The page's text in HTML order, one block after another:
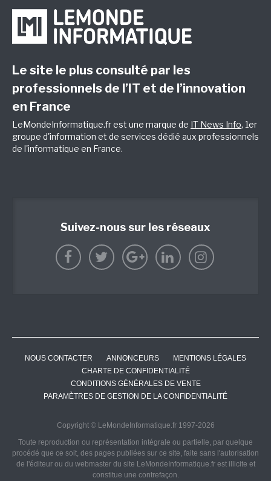
Le site le plus consulté par les
professionnels de l’IT et de l’innovation
en France
LeMondeInformatique.fr est une marque de IT News Info, 1er
groupe d'information et de services dédié aux professionnels
de l'informatique en France.
Suivez-nous sur les réseaux
NOUS CONTACTER ANNONCEURS
MENTIONS LÉGALES
CHARTE DE CONFIDENTIALITÉ
CONDITIONS GÉNÉRALES DE VENTE
PARAMÈTRES DE GESTION DE LA CONFIDENTIALITÉ
Copyright © LeMondeInformatique.fr 1997-2026
Toute reproduction ou représentation intégrale ou partielle, par quelque
procédé que ce soit, des pages publiées sur ce site, faite sans l'autorisation
de l'éditeur ou du webmaster du site LeMondeInformatique.fr est illicite et
constitue une contrefaçon.